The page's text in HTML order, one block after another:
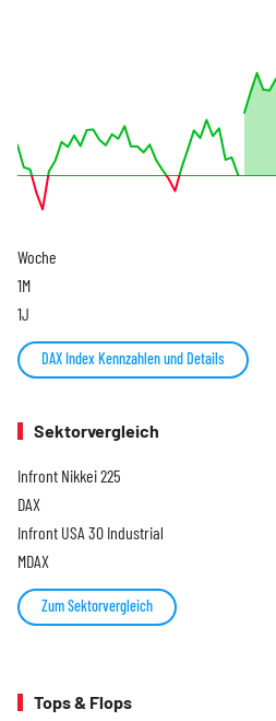
Woche
1M
1J
DAX Index Kennzahlen und Details
Sektorvergleich
Infront Nikkei 225
DAX
Infront USA 30 Industrial
MDAX
Zum Sektorvergleich
Tops & Flops